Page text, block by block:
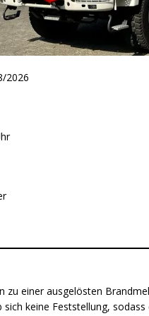
2026
zu einer ausgelösten
keine Feststellung,